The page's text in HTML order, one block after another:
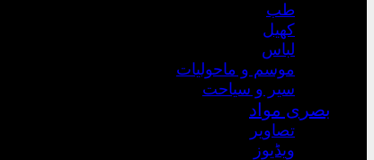
طب
کھیل
لباس
موسم و ماحولیات
سیر و سیاحت
بصری مواد
تصاویر
ویڈیوز